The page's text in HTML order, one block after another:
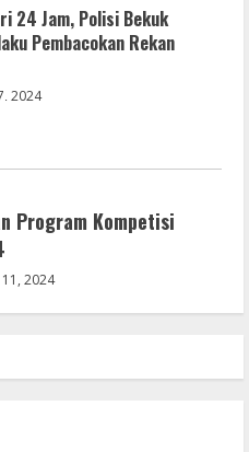
Picu Kebakaran di
Rumah Ibu Yuli
Api
[Windows] 2025
24 Jam, Polisi Bekuk
Pembacokan Rekan
2024
Program Kompetisi
11, 2024